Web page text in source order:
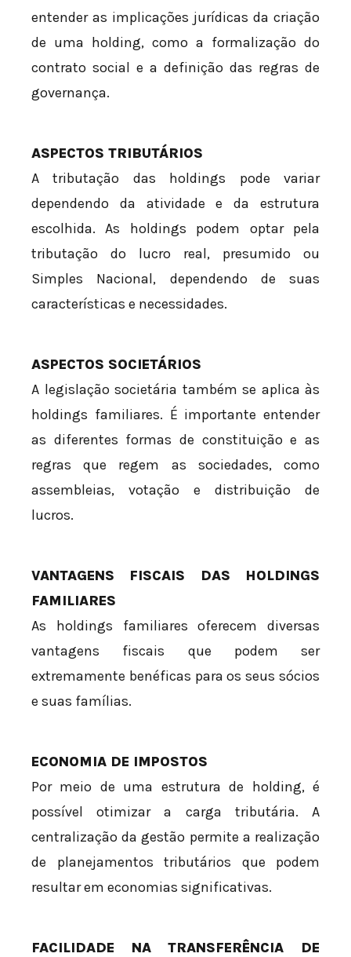
entender as implicações jurídicas da criação
de uma holding, como a formalização do
contrato social e a definição das regras de
governança.
ASPECTOS TRIBUTÁRIOS
A tributação das holdings pode variar
dependendo da atividade e da estrutura
escolhida. As holdings podem optar pela
tributação do lucro real, presumido ou
Simples Nacional, dependendo de suas
características e necessidades.
ASPECTOS SOCIETÁRIOS
A legislação societária também se aplica às
holdings familiares. É importante entender
as diferentes formas de constituição e as
regras que regem as sociedades, como
assembleias, votação e distribuição de
lucros.
VANTAGENS FISCAIS DAS HOLDINGS
FAMILIARES
As holdings familiares oferecem diversas
vantagens fiscais que podem ser
extremamente benéficas para os seus sócios
e suas famílias.
ECONOMIA DE IMPOSTOS
Por meio de uma estrutura de holding, é
possível otimizar a carga tributária. A
centralização da gestão permite a realização
de planejamentos tributários que podem
resultar em economias significativas.
FACILIDADE NA TRANSFERÊNCIA DE